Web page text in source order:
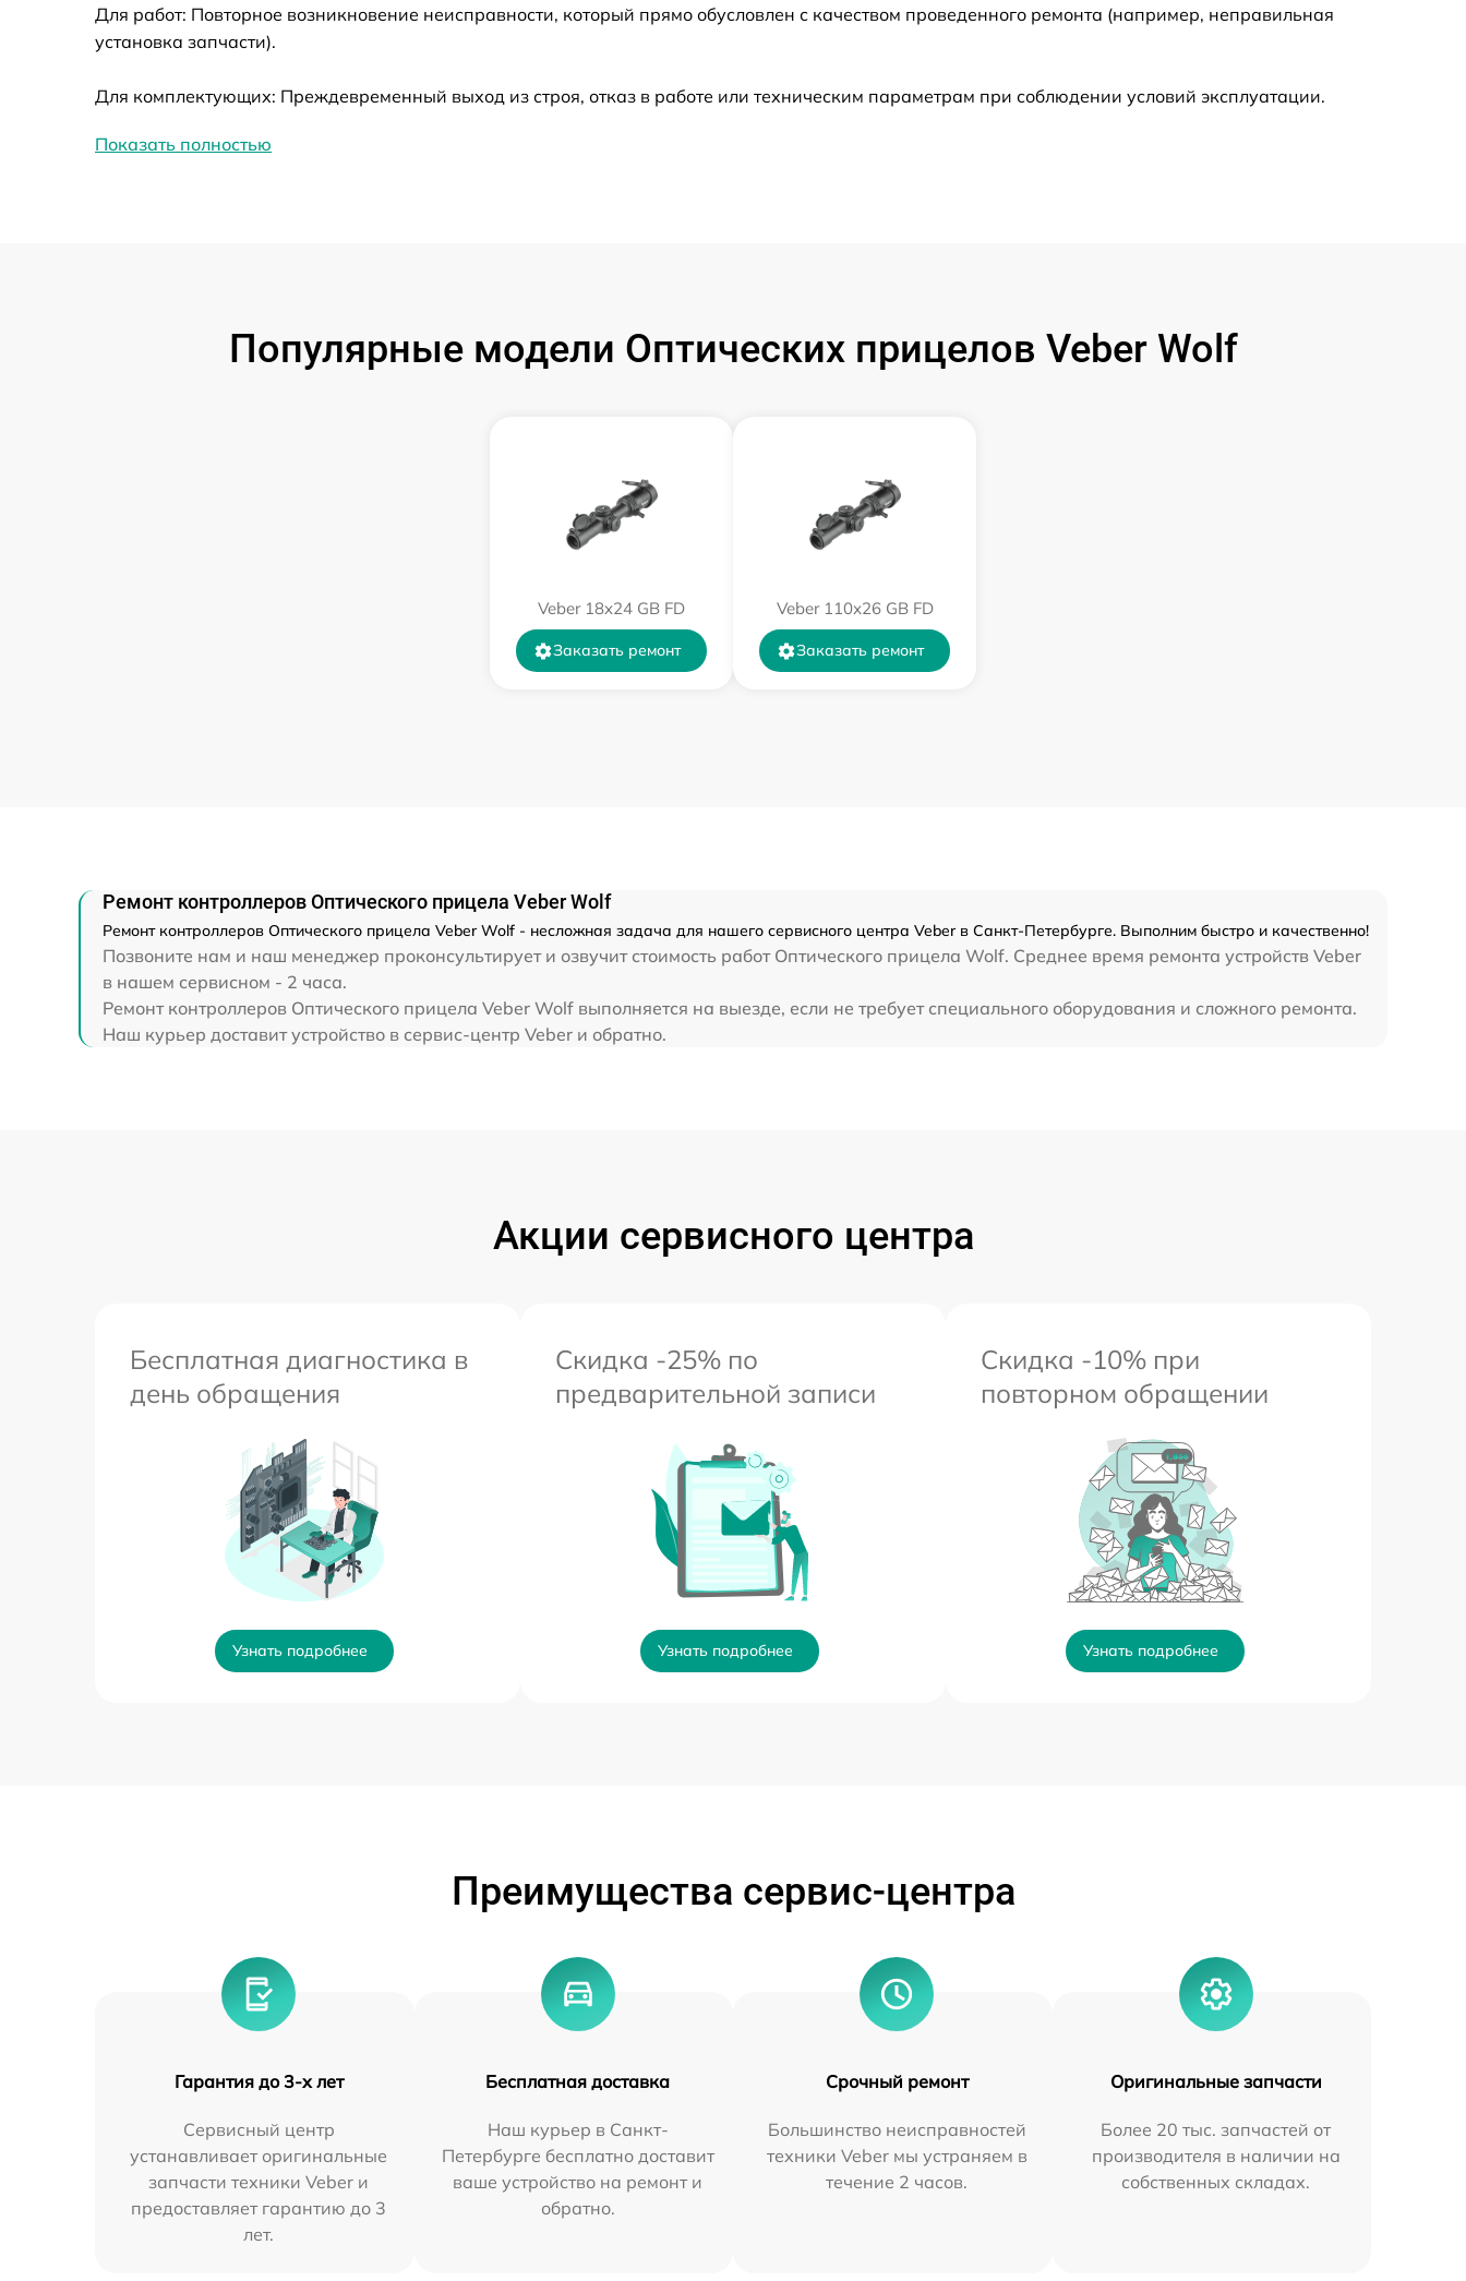
Восстановление питания от 60 мин 650 р
Замена корпуса
от 60 мин
Для работ: Повторное возникновение неисправности, который прямо обусловлен с качеством проведенного ремонта (например, неправильная
установка запчасти).
Для комплектующих: Преждевременный выход из строя, отказ в работе или техническим параметрам при соблюдении условий эксплуатации.
Показать полностью
Популярные модели Оптических прицелов Veber Wolf
Veber 18x24 GB FD
Заказать ремонт
Veber 110х26 GB FD
Заказать ремонт
Ремонт контроллеров Оптического прицела Veber Wolf
Ремонт контроллеров Оптического прицела Veber Wolf - несложная задача для нашего сервисного центра Veber в Санкт-Петербурге. Выполним быстро и качественно!
Позвоните нам и наш менеджер проконсультирует и озвучит стоимость работ Оптического прицела Wolf. Среднее время ремонта устройств Veber
в нашем сервисном - 2 часа.
Ремонт контроллеров Оптического прицела Veber Wolf выполняется на выезде, если не требует специального оборудования и сложного ремонта.
Наш курьер доставит устройство в сервис-центр Veber и обратно.
Акции сервисного центра
Бесплатная диагностика в
день обращения
Узнать подробнее
Скидка -25% по
предварительной записи
Узнать подробнее
Скидка -10% при
повторном обращении
Узнать подробнее
Преимущества сервис-центра
Гарантия до 3-х лет
Сервисный центр
устанавливает оригинальные
запчасти техники Veber и
предоставляет гарантию до 3
лет.
Бесплатная доставка
Наш курьер в Санкт-
Петербурге бесплатно доставит
ваше устройство на ремонт и
обратно.
Срочный ремонт
Большинство неисправностей
техники Veber мы устраняем в
течение 2 часов.
Оригинальные запчасти
Более 20 тыс. запчастей от
производителя в наличии на
собственных складах.